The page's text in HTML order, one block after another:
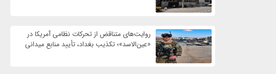
روایت‌های متناقض از تحرکات نظامی آمریکا در
«عین‌الاسد»؛ تکذیب بغداد، تأیید منابع میدانی